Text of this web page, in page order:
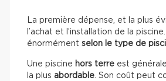
La première dépense, et la plus
l’achat et l’installation de la
énormément selon le type de
Une piscine hors terre est
la plus abordable. Son coût peut